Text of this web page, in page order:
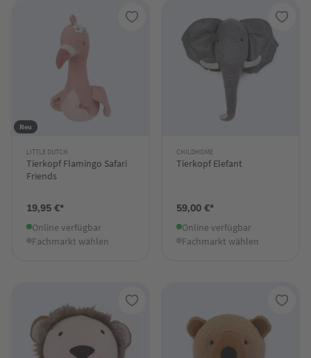
Neu
LITTLE DUTCH
Tierkopf Flamingo Safari
Friends
19,95 €*
Online verfügbar
Fachmarkt wählen
CHILDHOME
Tierkopf Elefant
59,00 €*
Online verfügbar
Fachmarkt wählen